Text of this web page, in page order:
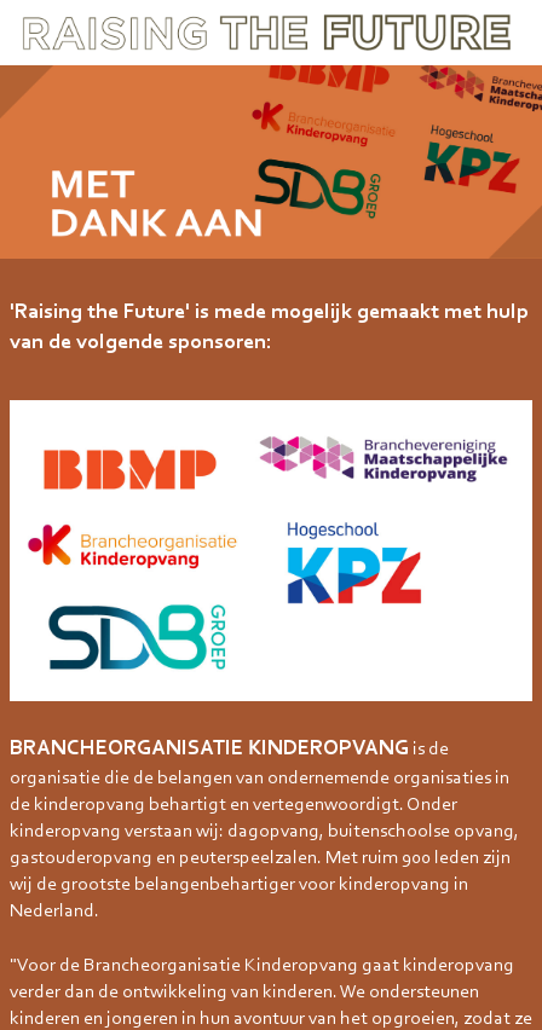
'Raising the Future' is mede mogelijk gemaakt met hulp
van de volgende sponsoren:
BRANCHEORGANISATIE KINDEROPVANG is de
organisatie die de belangen van ondernemende organisaties in
de kinderopvang behartigt en vertegenwoordigt. Onder
kinderopvang verstaan wij: dagopvang, buitenschoolse opvang,
gastouderopvang en peuterspeelzalen. Met ruim 900 leden zijn
wij de grootste belangenbehartiger voor kinderopvang in
Nederland.
"Voor de Brancheorganisatie Kinderopvang gaat kinderopvang
verder dan de ontwikkeling van kinderen. We ondersteunen
kinderen en jongeren in hun avontuur van het opgroeien, zodat ze